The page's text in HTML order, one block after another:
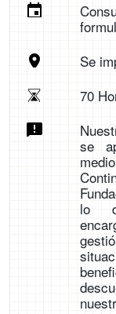
Se
70
se
lo